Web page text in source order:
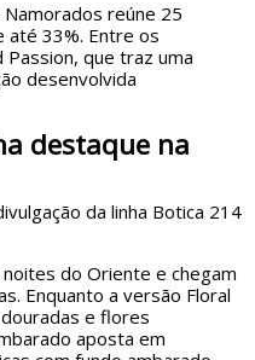
reúne 25
até 33%. Entre os
que traz uma
desenvolvida
destaque na
da linha Botica 214
do Oriente e chegam
Enquanto a versão Floral
e flores
aposta em